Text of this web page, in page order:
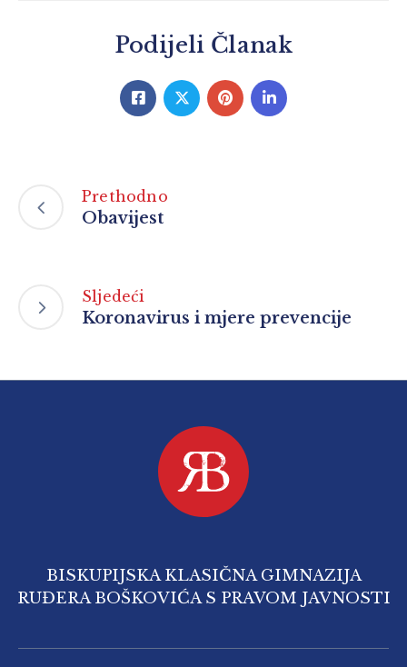
Podijeli Članak
Prethodno
Obavijest
Sljedeći
Koronavirus i mjere prevencije
BISKUPIJSKA KLASIČNA GIMNAZIJA
RUĐERA BOŠKOVIĆA S PRAVOM JAVNOSTI